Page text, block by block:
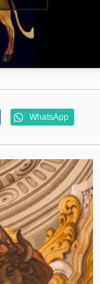
WhatsApp